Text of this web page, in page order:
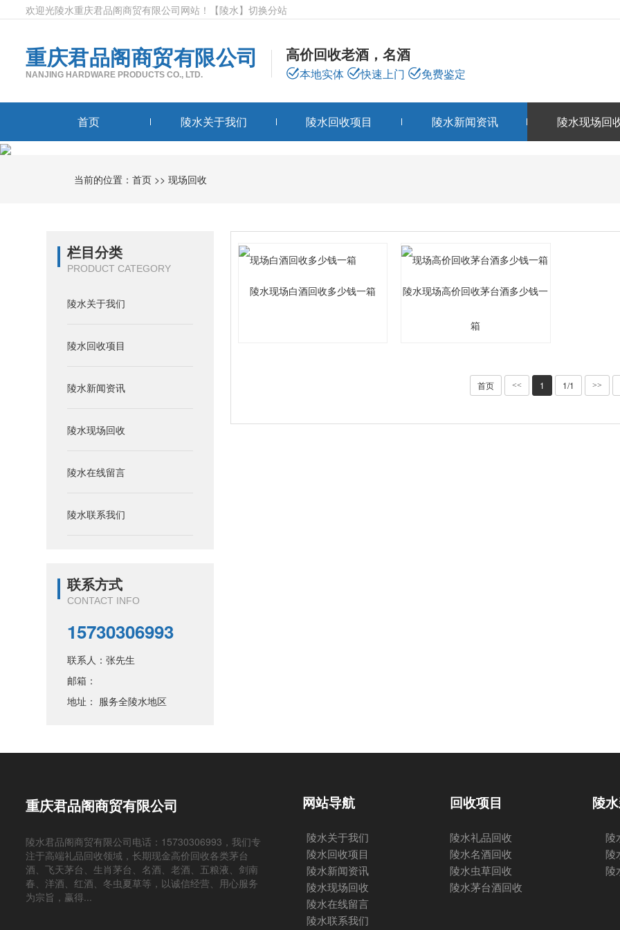
欢迎光陵水重庆君品阁商贸有限公司网站！ 【陵水】 切换分站
重庆君品阁商贸有限公司
NANJING HARDWARE PRODUCTS CO., LTD.
高价回收老酒，名酒
本地实体 快速上门 免费鉴定
首页 陵水关于我们 陵水回收项目 陵水新闻资讯 陵水现场回
当前的位置：首页 >>现场回收
栏目分类
PRODUCT CATEGORY
陵水关于我们
陵水回收项目
陵水新闻资讯
陵水现场回收
陵水在线留言
陵水联系我们
联系方式
CONTACT INFO
15730306993
联系人：张先生
邮箱：
地址： 服务全陵水地区
陵水现场白酒回收多少钱一箱 陵水现场高价回收茅台酒多少钱一
箱
首页 << 1 1/1 >>
重庆君品阁商贸有限公司
陵水君品阁商贸有限公司电话：15730306993，我们专
注于高端礼品回收领域，长期现金高价回收各类茅台
酒、飞天茅台、生肖茅台、名酒、老酒、五粮液、剑南
春、洋酒、红酒、冬虫夏草等，以诚信经营、用心服务
为宗旨，赢得...
网站导航
陵水关于我们
陵水回收项目
陵水新闻资讯
陵水现场回收
陵水在线留言
陵水联系我们
回收项目
陵水礼品回收
陵水名酒回收
陵水虫草回收
陵水茅台酒回收
陵
陵
陵
陵